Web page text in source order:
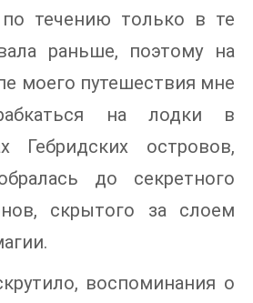
по течению только в те
раньше, поэтому на
моего путешествия мне
на лодки в
Гебридских островов,
до секретного
скрытого за слоем
воспоминания о